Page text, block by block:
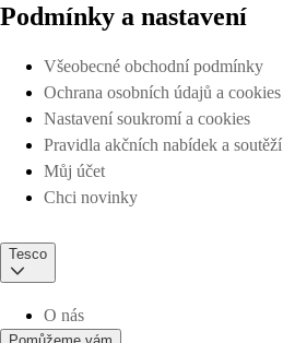
Podmínky a nastavení
Všeobecné obchodní podmínky
Ochrana osobních údajů a cookies
Nastavení soukromí a cookies
Pravidla akčních nabídek a soutěží
Můj účet
Chci novinky
Tesco
O nás